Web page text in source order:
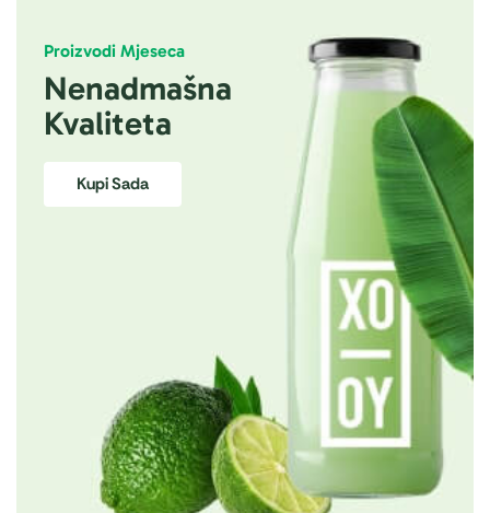
Proizvodi Mjeseca
Nenadmašna
Kvaliteta
Kupi Sada